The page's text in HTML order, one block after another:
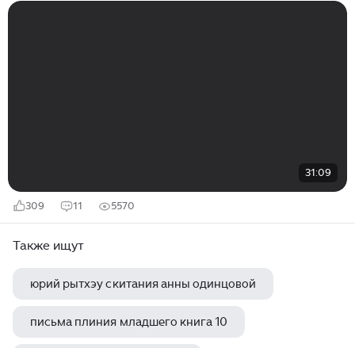
31:09
309 11 5570
Также ищут
юрий рытхэу скитания анны одинцовой
письма плиния младшего книга 10